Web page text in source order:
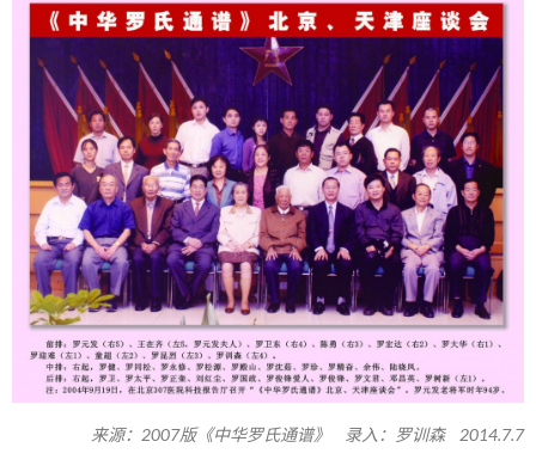
来源：2007版《中华罗氏通谱》 录入：罗训森 2014.7.7